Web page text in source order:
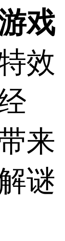
戏
效
来
谜